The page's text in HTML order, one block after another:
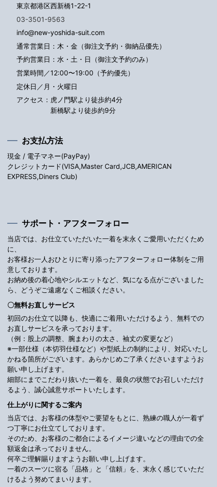
東京都港区西新橋1-22-1
03-3501-9563
info@new-yoshida-suit.com
通常営業日：木・金（御注文予約・御納品優先）
予約営業日：水・土・日（御注文予約のみ）
営業時間／12:00〜19:00（予約優先）
定休日／月・火曜日
アクセス： 虎ノ門駅より徒歩約4分
新橋駅より徒歩約9分
お支払方法
現金 / 電子マネー(PayPay)
クレジットカード(VISA,Master Card,JCB,AMERICAN
EXPRESS,Diners Club)
サポート・アフターフォロー
当店では、お仕立ていただいた一着を末永くご愛用いただくため
に、
お客様お一人おひとりに寄り添ったアフターフォロー体制をご用
意しております。
お納め後の着心地やシルエットなど、気になる点がございました
ら、どうぞご遠慮なくご相談ください。
〇無料お直しサービス
初回のお仕立て以降も、快適にご着用いただけるよう、無料での
お直しサービスを承っております。
（例：股上の調整、腕まわりの太さ、袖丈の変更など）
※一部仕様（本切羽仕様など）や型紙上の制約により、対応いたし
かねる箇所がございます。あらかじめご了承くださいますようお
願い申し上げます。
細部にまでこだわり抜いた一着を、最良の状態でお召しいただけ
るよう、誠心誠意サポートいたします。
仕上がりに関するご案内
当店では、お客様の体型やご要望をもとに、熟練の職人が一着ず
つ丁寧にお仕立てしております。
そのため、お客様のご都合によるイメージ違いなどの理由での全
額返金は承っておりません。
何卒ご理解賜りますようお願い申し上げます。
一着のスーツに宿る「品格」と「信頼」を、末永く感じていただ
けるよう努めてまいります。